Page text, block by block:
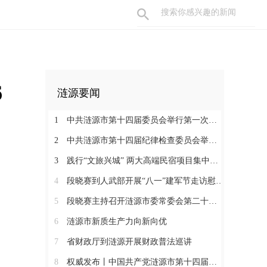
涟源要闻
1 中共涟源市第十四届委员会举行第一次全体会议 段晓赛当选市委书记 伍鹤群周杨当选市委副书记
2 中共涟源市第十四届纪律检查委员会举行第一次全体会议
3 践行“文旅兴城” 两大高端民宿项目集中签约开工 全力打造“湖湘地区文旅康养名城”
4 段晓赛到人武部开展“八一”建军节走访慰问活动
5 段晓赛主持召开涟源市委常委会第二十八次会议
6 涟源市新质生产力向新向优
7 省财政厅到涟源开展财政普法巡讲
8 权威发布丨中国共产党涟源市第十四届纪律检查委员会书记、副书记、常委名单